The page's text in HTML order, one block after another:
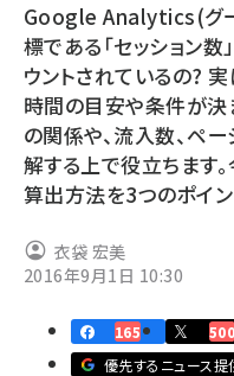
youtube (2431)
note (2312)
セミナー (2306)
z世代 (1622)
meo (1275)
llmo (1163)
Google Analytics(グー
標である「セッション
ウントされているの?
時間の目安や条件が決ま
の関係や、流入数、ペ
解する上で役立ちます。
算出方法を3つのポイン
衣袋 宏美
2016年9月1日 10:30
165 500
優先するニュース